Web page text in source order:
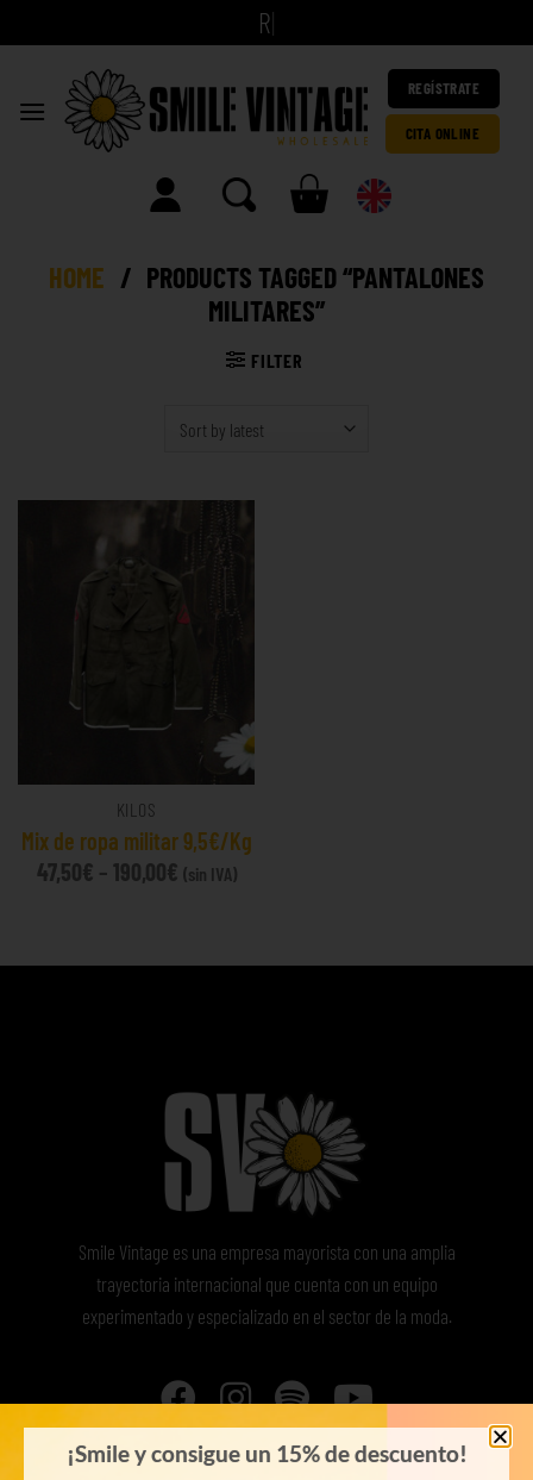
|
REGÍSTRATE
CITA ONLINE
HOME / PRODUCTS TAGGED “PANTALONES
MILITARES”
FILTER
KILOS
Mix de ropa militar 9,5€/Kg
47,50€ – 190,00€ (sin IVA)
Smile Vintage es una empresa mayorista con una amplia
trayectoria internacional que cuenta con un equipo
experimentado y especializado en el sector de la moda.
¡Smile y consigue un 15% de descuento!